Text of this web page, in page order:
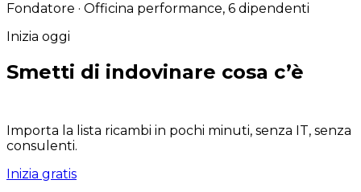
Fondatore · Officina performance, 6 dipendenti
Inizia oggi
Smetti di indovinare cosa c’è
Importa la lista ricambi in pochi minuti, senza IT, senza
consulenti.
Inizia gratis